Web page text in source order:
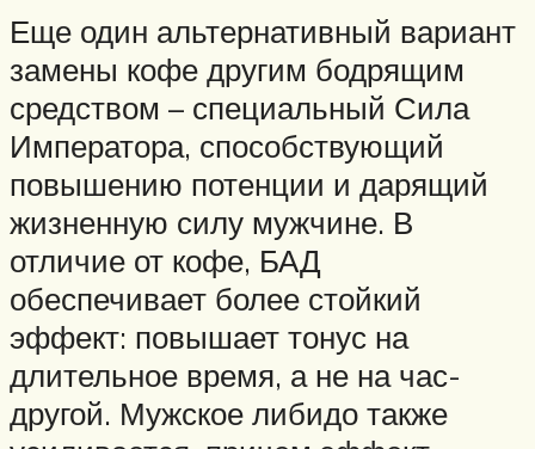
Еще один альтернативный вариант
замены кофе другим бодрящим
средством – специальный Сила
Императора, способствующий
повышению потенции и дарящий
жизненную силу мужчине. В
отличие от кофе, БАД
обеспечивает более стойкий
эффект: повышает тонус на
длительное время, а не на час-
другой. Мужское либидо также